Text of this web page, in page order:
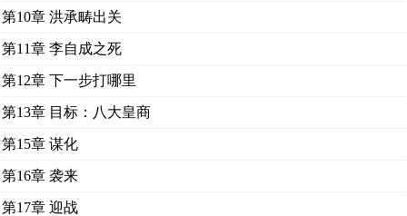
第10章 洪承畴出关
第11章 李自成之死
第12章 下一步打哪里
第13章 目标：八大皇商
第15章 谋化
第16章 袭来
第17章 迎战